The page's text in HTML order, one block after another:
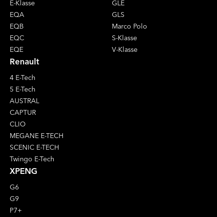
E-Klasse
EQA
EQB
EQC
EQE
GLE
GLS
Marco Polo
S-Klasse
V-Klasse
Renault
4 E-Tech
5 E-Tech
AUSTRAL
CAPTUR
CLIO
MEGANE E-TECH
SCENIC E-TECH
Twingo E-Tech
XPENG
G6
G9
P7+